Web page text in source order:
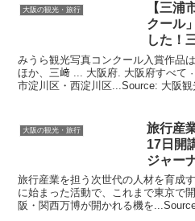
大阪の観光・旅行 【三浦
クール
した！
みうら観光写真コンクール入賞作品
ほか、三﨑 ... 大阪府. 大阪府すべて
市淀川区・西淀川区...Source: 大阪観
大阪の観光・旅行 旅行産
17日開
ジャー
旅行産業を担う次世代の人材を育成
に始まった活動で、これまで東京で
阪・関西万博が開かれる機を